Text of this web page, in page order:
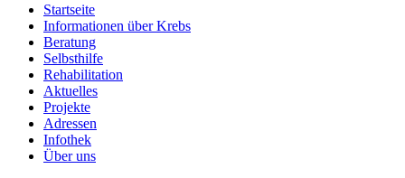
Startseite
Informationen über Krebs
Beratung
Selbsthilfe
Rehabilitation
Aktuelles
Projekte
Adressen
Infothek
Über uns